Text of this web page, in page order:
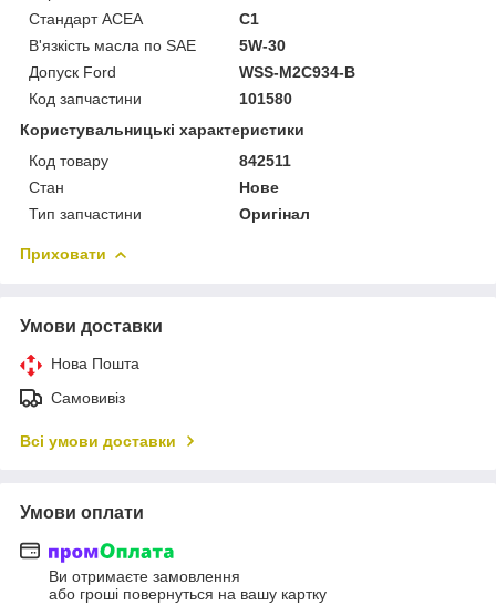
Стандарт ACEA
C1
В'язкість масла по SAE
5W-30
Допуск Ford
WSS-M2C934-B
Код запчастини
101580
Користувальницькі характеристики
Код товару
842511
Стан
Нове
Тип запчастини
Оригінал
Приховати
Умови доставки
Нова Пошта
Самовивіз
Всі умови доставки
Умови оплати
Ви отримаєте замовлення
або гроші повернуться на вашу картку